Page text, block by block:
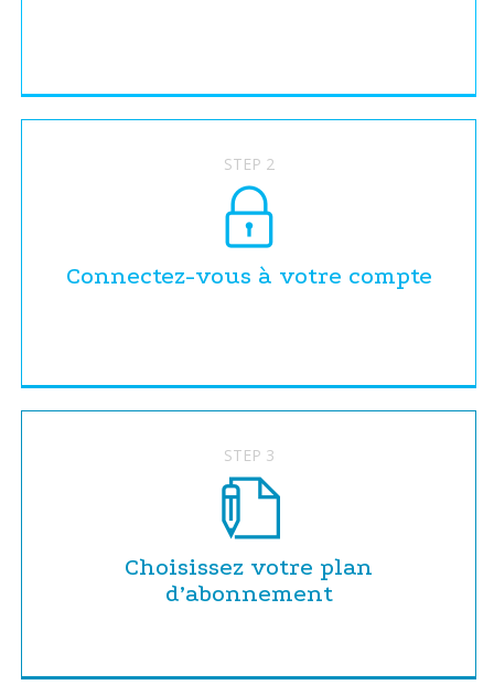
STEP 2
Connectez-vous à votre compte
STEP 3
Choisissez votre plan
d’abonnement